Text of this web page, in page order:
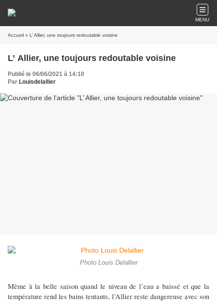
MENU
Accueil » L’ Allier, une toujours redoutable voisine
L’ Allier, une toujours redoutable voisine
Publié le 06/06/2021 à 14:10
Par Louisdelallier
Photo Louis Delallier
Même à la belle saison quand le niveau de l’eau a baissé et que la
température rend les bains tentants, l’Allier reste dangereuse avec son